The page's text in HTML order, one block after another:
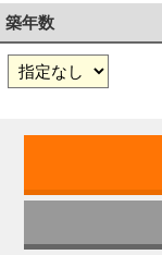
築年数